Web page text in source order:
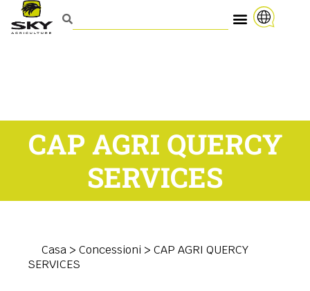
CAP AGRI QUERCY
SERVICES
Casa > Concessioni > CAP AGRI QUERCY
SERVICES